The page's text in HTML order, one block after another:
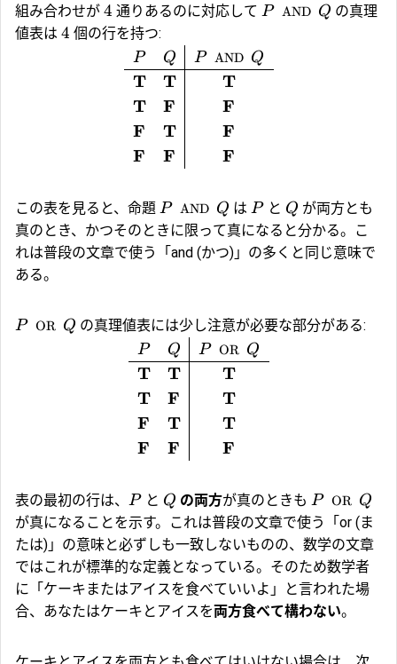
組み合わせが 4 通りあるのに対応して P AND Q の真理
値表は 4 個の行を持つ:
P
T
T
F
F
Q
T
F
T
F
P AND Q
T
F
F
F
この表を見ると、命題 P AND Q はPと Q が両方とも
真のとき、かつそのときに限って真になると分かる。こ
れは普段の文章で使う「and (かつ)」の多くと同じ意味で
ある。
P OR Q の真理値表には少し注意が必要な部分がある:
P
T
T
F
F
Q
T
F
T
F
P OR Q
T
T
T
F
表の最初の行は、 Pと Q の両方が真のときも P OR Q
が真になることを示す。これは普段の文章で使う「or (ま
たは)」の意味と必ずしも一致しないものの、数学の文章
ではこれが標準的な定義となっている。そのため数学者
に「ケーキまたはアイスを食べていいよ」と言われた場
合、あなたはケーキとアイスを両方食べて構わない。